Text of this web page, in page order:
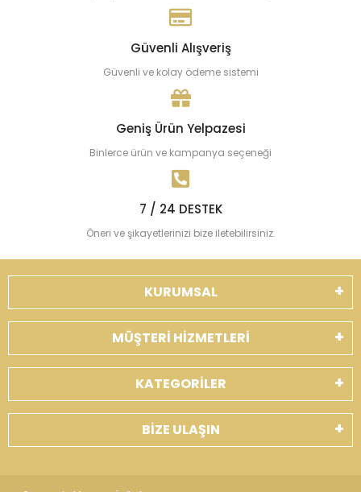
Güvenli Alışveriş
Güvenli ve kolay ödeme sistemi
Geniş Ürün Yelpazesi
Binlerce ürün ve kampanya seçeneği
7 / 24 DESTEK
Öneri ve şikayetlerinizi bize iletebilirsiniz.
KURUMSAL
MÜŞTERİ HİZMETLERİ
KATEGORİLER
BİZE ULAŞIN